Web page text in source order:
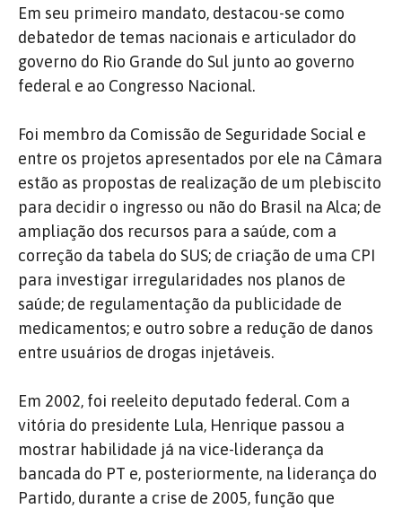
Em seu primeiro mandato, destacou-se como
debatedor de temas nacionais e articulador do
governo do Rio Grande do Sul junto ao governo
federal e ao Congresso Nacional.
Foi membro da Comissão de Seguridade Social e
entre os projetos apresentados por ele na Câmara
estão as propostas de realização de um plebiscito
para decidir o ingresso ou não do Brasil na Alca; de
ampliação dos recursos para a saúde, com a
correção da tabela do SUS; de criação de uma CPI
para investigar irregularidades nos planos de
saúde; de regulamentação da publicidade de
medicamentos; e outro sobre a redução de danos
entre usuários de drogas injetáveis.
Em 2002, foi reeleito deputado federal. Com a
vitória do presidente Lula, Henrique passou a
mostrar habilidade já na vice-liderança da
bancada do PT e, posteriormente, na liderança do
Partido, durante a crise de 2005, função que